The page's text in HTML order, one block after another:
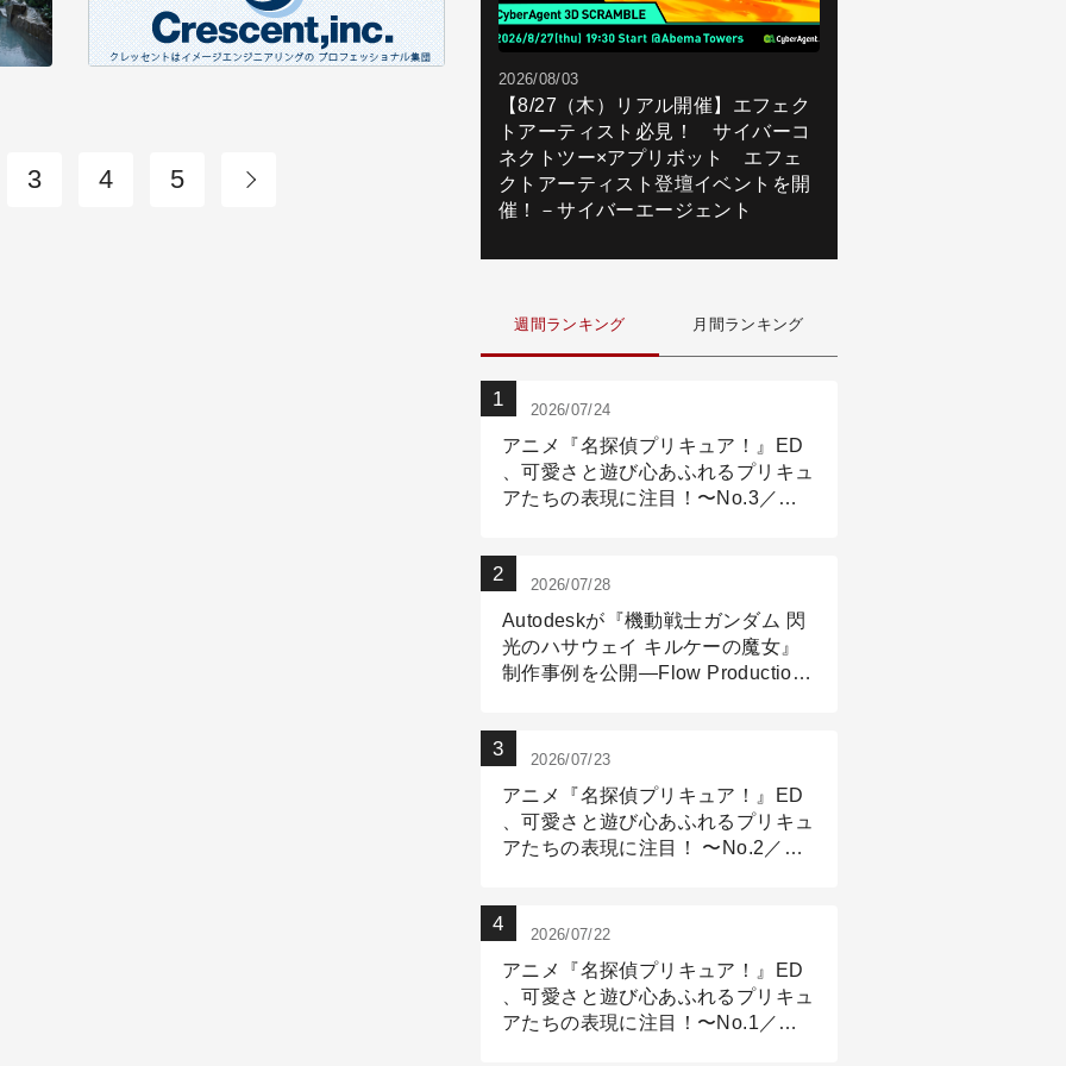
3 4 5
2026/08/03
【8/27（木）リアル開催】エフェク
トアーティスト必見！ サイバーコ
ネクトツー×アプリボット エフェ
クトアーティスト登壇イベントを開
催！－サイバーエージェント
週間ランキング 月間ランキング
2026/07/24
アニメ『名探偵プリキュア！』ED
、可愛さと遊び心あふれるプリキュ
アたちの表現に注目！〜No.3／ア
2026/07/28
Autodeskが『機動戦士ガンダム 閃
光のハサウェイ キルケーの魔女』
制作事例を公開―Flow Production
2026/07/23
アニメ『名探偵プリキュア！』ED
、可愛さと遊び心あふれるプリキュ
アたちの表現に注目！ 〜No.2／モ
2026/07/22
アニメ『名探偵プリキュア！』ED
、可愛さと遊び心あふれるプリキュ
アたちの表現に注目！〜No.1／演